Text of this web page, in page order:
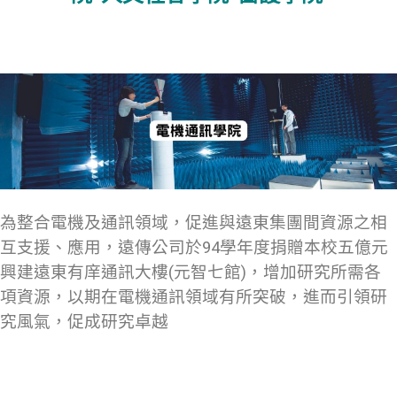
為整合電機及通訊領域，促進與遠東集團間資源之相
互支援、應用，遠傳公司於94學年度捐贈本校五億元
興建遠東有庠通訊大樓(元智七館)，增加研究所需各
項資源，以期在電機通訊領域有所突破，進而引領研
究風氣，促成研究卓越